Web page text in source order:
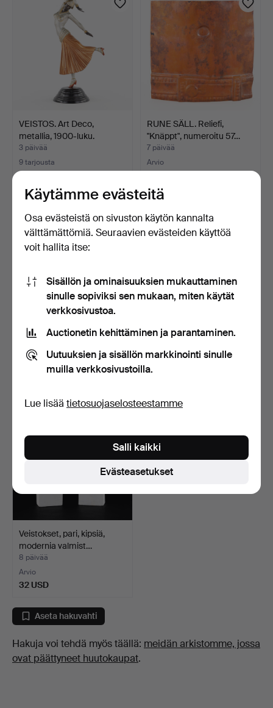
VEISTOS. Art Deco,
metallia, 1900-luku.
3 päivää
9 tarjousta
74 USD
RUNE SÄLL. Reliefi,
"Knäppt", numeroitu 57…
7 päivää
Arvio
BECK & JUNG. Multippeli,
akryyli, numeroit…
7 päivää
7 tarjousta
BERTIL VALLIEN. veistos,
taottu rauta, "Tj…
7 päivää
18 tarjousta
Veistokset, pari, kipsiä,
modernia valmist…
8 päivää
Arvio
32 USD
Aseta hakuvahti
Hakuja voi tehdä myös täällä: meidän arkistomme, jossa
ovat päättyneet huutokaupat.
Käytämme evästeitä
Osa evästeistä on sivuston käytön kannalta
välttämättömiä. Seuraavien evästeiden käyttöä
voit hallita itse:
Sisällön ja ominaisuuksien mukauttaminen
sinulle sopiviksi sen mukaan, miten käytät
verkkosivustoa.
Auctionetin kehittäminen ja parantaminen.
Uutuuksien ja sisällön markkinointi sinulle
muilla verkkosivustoilla.
Lue lisää tietosuojaselosteestamme
Evästeasetukset
Salli kaikki